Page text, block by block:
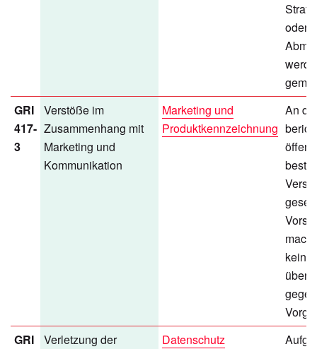
oder
GRI
417-
3
Verstöße im
Zusammenhang mit
Marketing und
Kommunikation
Marketing und
Produktkennzeichnung
An
keine
über
GRI
Verletzung der
Datenschutz